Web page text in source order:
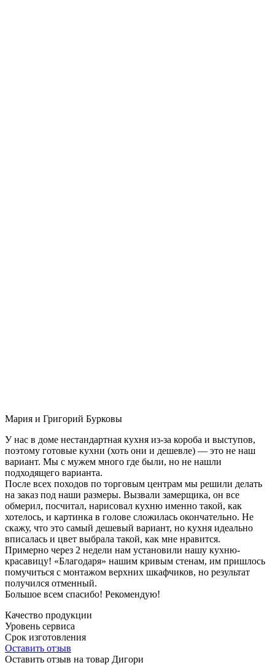
Мария и Григорий Бурковы
У нас в доме нестандартная кухня из-за короба и выступов,
поэтому готовые кухни (хоть они и дешевле) — это не наш
вариант. Мы с мужем много где были, но не нашли
подходящего варианта.
После всех походов по торговым центрам мы решили делать
на заказ под наши размеры. Вызвали замерщика, он все
обмерил, посчитал, нарисовал кухню именно такой, как
хотелось, и картинка в голове сложилась окончательно. Не
скажу, что это самый дешевый вариант, но кухня идеально
вписалась и цвет выбрала такой, как мне нравится.
Примерно через 2 недели нам установили нашу кухню-
красавицу! «Благодаря» нашим кривым стенам, им пришлось
помучиться с монтажом верхних шкафчиков, но результат
получился отменный.
Большое всем спасибо! Рекомендую!
Качество продукции
Уровень сервиса
Срок изготовления
Оставить отзыв
Оставить отзыв на товар Дигори